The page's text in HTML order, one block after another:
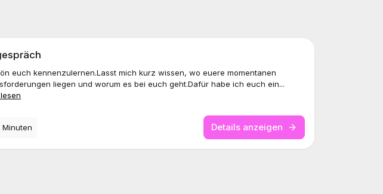
euch kennenzulernen.Lasst mich kurz wissen, wo euere momentanen
liegen und worum es bei euch geht.Dafür habe ich euch ein...
Minuten Details anzeigen